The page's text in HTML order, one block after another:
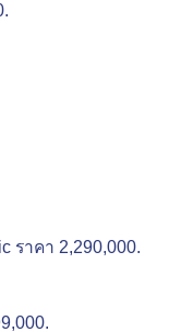
ราคา 2,290,000.